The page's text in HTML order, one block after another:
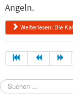
Angeln.
Weiterlesen: Die
Suchen
...